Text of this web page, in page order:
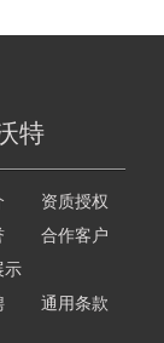
特
资质授权
合作客户
示
通用条款